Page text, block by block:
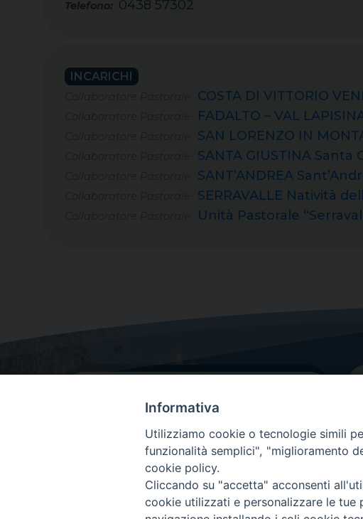
Telefono: 0438 57302
INCARICHI
COSTA DI VITTORIO
FADALTO – VAL
SAN LORENZO IN
SANTA GIUSTINA
SANT’ANDREA
SERRAVALLE Natività
Unità Pastorale
Dove siamo
Via Lorenzo Da Ponte, 116
Informativa
Utilizziamo cookie o tecnologie simili
funzionalità semplici", "miglioramento
cookie policy.
Cliccando su "accetta" acconsenti
cookie utilizzati e personalizzare le tue